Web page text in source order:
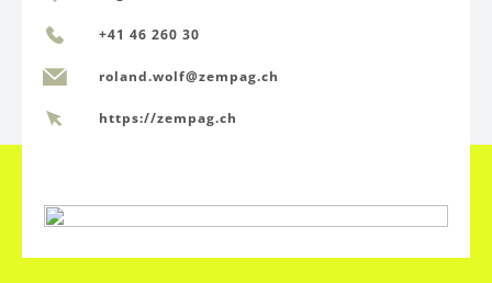
+41 46 260 30
roland.wolf@zempag.ch
https://zempag.ch